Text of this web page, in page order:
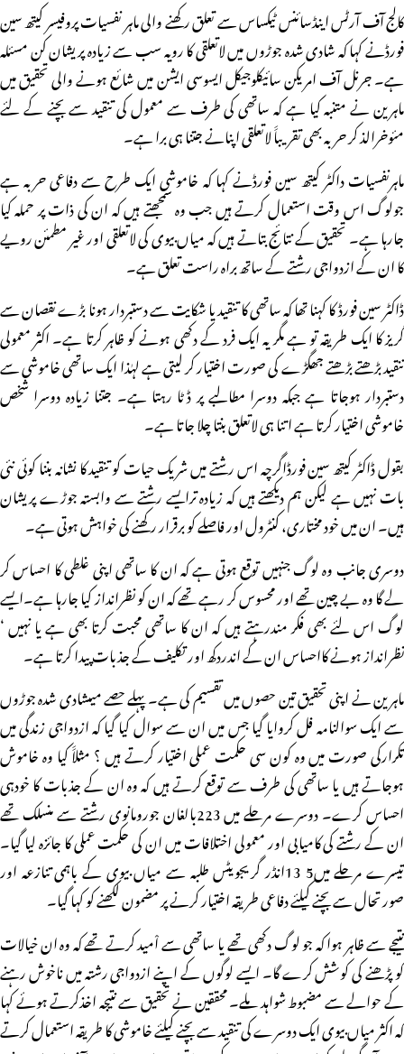
کالج آف آرٹس اینڈسائنس ٹیکساس سے تعلق رکھنے والی ماہر نفسیات پروفیسر کیتھ سین
فورڈنے کہا کہ شادی شدہ جوڑوں میں لاتعلقی کا رویہ سب سے زیادہ پریشان کن مسئلہ
ہے۔ جرنل آف امریکن سائیکلوجیکل ایسوسی ایشن میں شائع ہونے والی تحقیق میں
ماہرین نے متنبہ کیا ہے کہ ساتھی کی طرف سے معمول کی تنقید سے بچنے کے لئے
مئوخرالذ کر حربہ بھی تقریباََ لاتعلقی اپنانے جتنا ہی برا ہے۔
ماہرنفسیات داکٹر کیتھ سین فورڈنے کہا کہ خاموشی ایک طرح سے دفاعی حربہ ہے
جولوگ اس وقت استعمال کرتے ہیں جب وہ سمجھتے ہیں کہ ان کی ذات پر حملہ کیا
جارہا ہے۔ تحقیق کے نتائج بتاتے ہیں کہ میاں بیوی کی لاتعلقی اور غیر مطمئن رویے
کا ان کے ازدواجی رشتے کے ساتھ براہ راست تعلق ہے۔
ڈاکٹر سین فورڈ کا کہنا تھا کہ ساتھی کا تنقید یا شکایت سے دستبردار ہونا بڑے نقصان سے
گریز کا ایک طریقہ تو ہے مگر یہ ایک فرد کے دکھی ہونے کو ظاہر کرتا ہے۔ اکثر معمولی
تنقید بڑھتے بڑھتے جھگڑے کی صورت اختیار کر لیتی ہے لہٰذا ایک ساتھی خاموشی سے
دستبردار ہوجاتا ہے جبکہ دوسرا مطالبے پر ڈٹا رہتا ہے۔ جتنا زیادہ دوسرا شخص
خاموشی اختیار کرتا ہے اتنا ہی لاتعلق بنتا چلا جاتا ہے۔
بقول ڈاکٹر کیتھ سین فورڈاگرچہ اس رشتے میں شریک حیات کو تنقید کا نشانہ بننا کوئی نئی
بات نہیں ہے لیکن ہم دیکھتے ہیں کہ زیادہ ترایسے رشتے سے وابستہ جوڑے پریشان
ہیں۔ ان میں خود مختاری، کنٹرول اور فاصلے کو برقرار رکھنے کی خواہش ہوتی ہے۔
دوسری جانب وہ لوگ جنہیں توقع ہوتی ہے کہ ان کا ساتھی اپنی غلطی کا احساس کر
لے گا وہ بے چین تھے اور محسوس کر رہے تھے کہ ان کو نظرانداز کیا جارہا ہے۔ایسے
لوگ اس لئے بھی فکر مندرہتے ہیں کہ ان کا ساتھی محبت کرتا بھی ہے یا نہیں ‘
نظرانداز ہونے کااحساس ان کے اندردکھ اور تکلیف کے جذبات پیدا کرتا ہے۔
ماہرین نے اپنی تحقیق تین حصوں میں تقسیم کی ہے۔ پہلے حصے میںشادی شدہ جوڑوں
سے ایک سوالنامہ فل کروایا گیا جس میں ان سے سوال کیا گیا کہ ازدواجی زندگی میں
تکرارکی صورت میں وہ کون سی حکمت عملی اختیار کرتے ہیں ؟ مثلاََ کیا وہ خاموش
ہوجاتے ہیں یا ساتھی کی طرف سے توقع کرتے ہیں کہ وہ ان کے جذبات کا خودہی
احساس کرے۔ دوسرے مرحلے میں 223بالغان جورومانوی رشتے سے منسلک تھے
ان کے رشتے کی کامیابی اور معمولی اختلافات میں ان کی حکمت عملی کا جائزہ لیا گیا۔
تیسرے مرحلے میں5 13انڈر گریجویٹس طلبہ سے میاں بیوی کے باہمی تنازعہ اور
صورتحال سے بچنے کیلئے دفاعی طریقہ اختیار کرنے پر مضمون لکھنے کو کہا گیا۔
نتیجے سے ظاہر ہوا کہ جو لوگ دکھی تھے یا ساتھی سے اْمید کرتے تھے کہ وہ ان خیالات
کو پڑھنے کی کوشش کرے گا۔ ایسے لوگوں کے اپنے ازدواجی رشتہ میں ناخوش رہنے
کے حوالے سے مضبوط شواہد ملے۔ محققین نے تحقیق سے نتیجہ اخذکرتے ہوئے کہا
کہ اکثر میاں بیوی ایک دوسرے کی تنقید سے بچنے کیلئے خاموشی کا طریقہ استعمال کرتے